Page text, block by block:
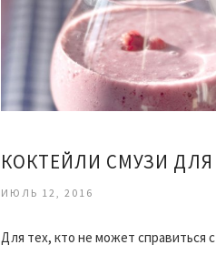
ИЮЛЬ 12, 2016
Для тех, кто не может справиться с